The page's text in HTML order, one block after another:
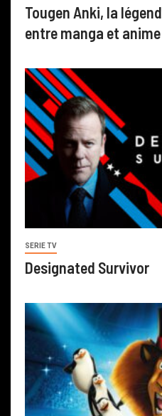
Tougen Anki, la
entre manga et anime
SERIE TV
Designated Survivor